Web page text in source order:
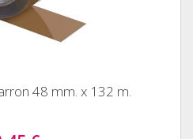
48 mm. x 132 m.